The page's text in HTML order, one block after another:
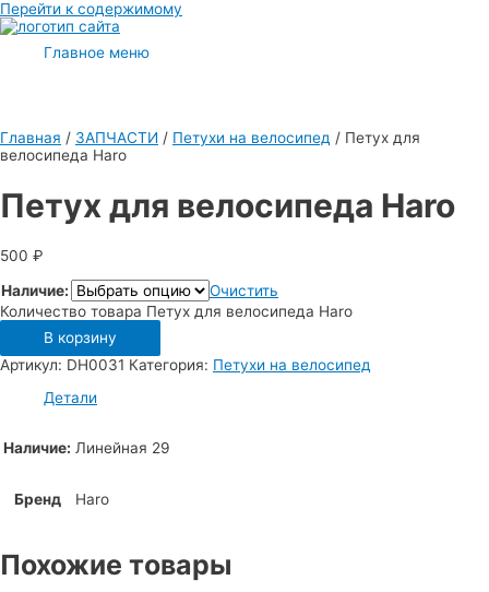
Перейти к содержимому
Главное меню
Главная / ЗАПЧАСТИ / Петухи на велосипед / Петух для
велосипеда Haro
Петух для велосипеда Haro
500 ₽
Наличие:
Очистить
Количество товара Петух для велосипеда Haro
В корзину
Артикул: DH0031 Категория: Петухи на велосипед
Детали
Наличие: Линейная 29
Бренд Haro
Похожие товары